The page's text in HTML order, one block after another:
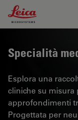
Leica
Specialità
Esplora una
cliniche su misura
approfondimenti
Progettata per